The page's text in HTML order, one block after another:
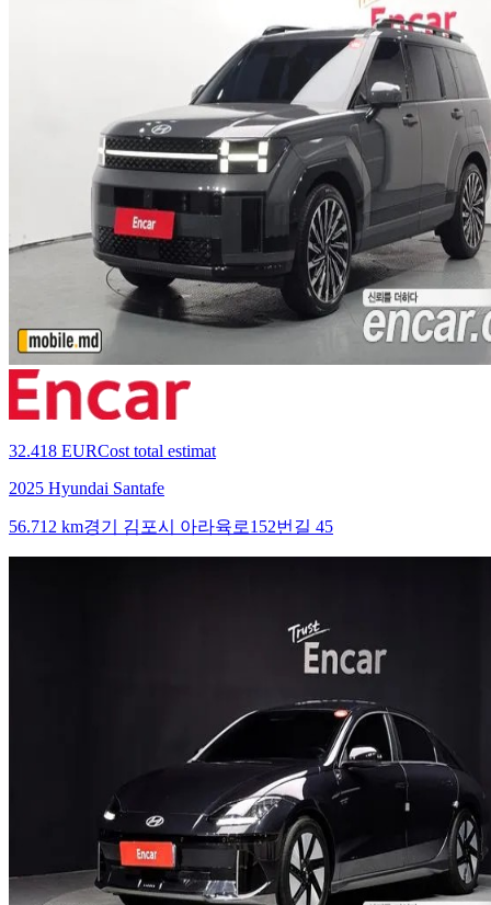
32.418 EURCost total estimat
2025 Hyundai Santafe
56.712 km경기 김포시 아라육로152번길 45